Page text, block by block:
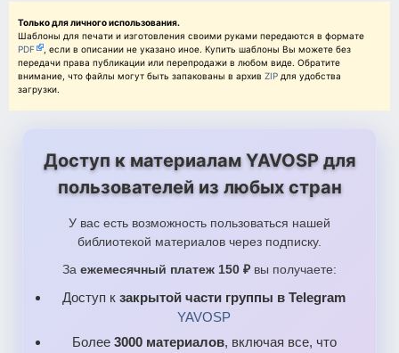
Только для личного использования.
Шаблоны для печати и изготовления своими руками передаются в формате
PDF
, если в описании не указано иное. Купить шаблоны Вы можете без
передачи права публикации или перепродажи в любом виде. Обратите
внимание, что файлы могут быть запакованы в архив ZIP для удобства
загрузки.
Доступ к материалам YAVOSP для
пользователей из любых стран
У вас есть возможность пользоваться нашей
библиотекой материалов через подписку.
За ежемесячный платеж 150 ₽ вы получаете:
Доступ к закрытой части группы в Telegram
YAVOSP
Более 3000 материалов, включая все, что